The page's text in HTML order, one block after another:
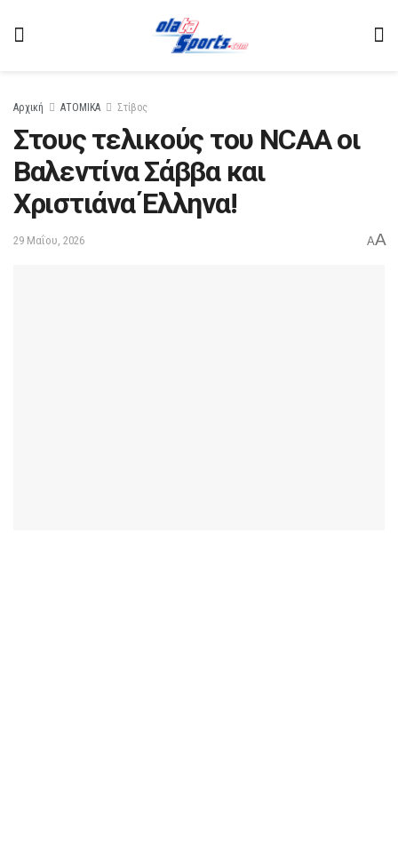
Αρχική ΑΤΟΜΙΚΑ Στίβος
Στους τελικούς του ΝCAA οι
Βαλεντίνα Σάββα και
Χριστιάνα Έλληνα!
29 Μαΐου, 2026 AA